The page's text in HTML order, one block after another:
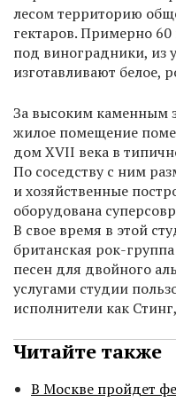
лесом территорию
гектаров. Примерно
под виноградники, из
изготавливают белое,
За высоким каменным
жилое помещение
дом XVII века в
По соседству с ним
и хозяйственные
оборудована
В свое время в этой
британская рок-
песен для двойного
услугами студии
исполнители как
Читайте также
В Москве пройдет